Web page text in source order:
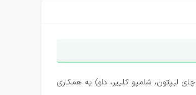
لیپتون، شامپو کلییر، داو) به همکاری